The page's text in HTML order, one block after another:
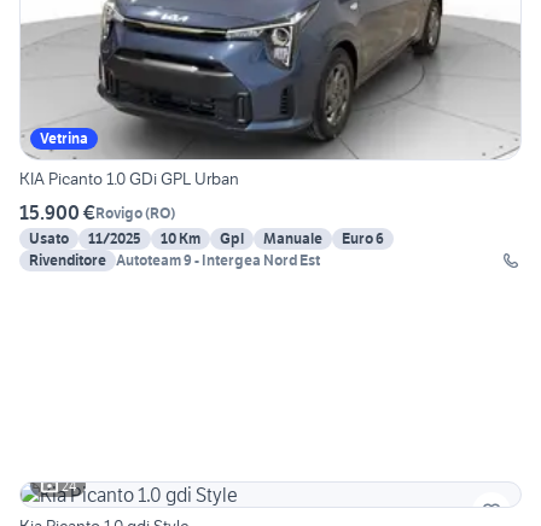
Vetrina
KIA Picanto 1.0 GDi GPL Urban
15.900 €Rovigo(RO)
Usato
11/2025 10 Km Gpl Manuale
Euro 6
Rivenditore Autoteam 9 - Intergea Nord Est
24